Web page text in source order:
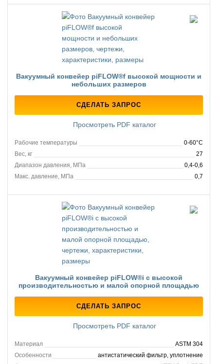
Вакуумный конвейер piFLOW®f высокой мощности и
небольших размеров
СДЕЛАТЬ ЗАПРОС
Просмотреть PDF каталог
Рабочие температуры
0-60°C
Вес, кг
27
Диапазон давления, МПа
0,4-0,6
Макс. давление, МПа
0,7
Вакуумный конвейер piFLOW®i с высокой
производительностью и малой опорной площадью
СДЕЛАТЬ ЗАПРОС
Просмотреть PDF каталог
Материал
ASTM 304
Особенности
антистатический фильтр, уплотнение